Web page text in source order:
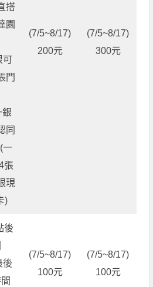
搭
園
可
門
銀
同
一
張
現
)
(7/5~8/17)
200元
(7/5~8/17)
300元
後
後
(7/5~8/17)
100元
(7/5~8/17)
100元